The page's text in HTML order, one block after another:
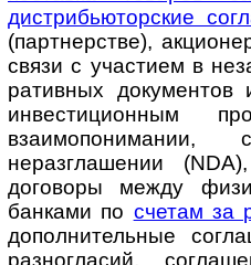
дистрибьюторские
(партнерстве),
связи с участием в
ра­тив­ных документов
инвестиционным
неразглашении
договоры между
банками по счетам за
дополнительные
разногласий,